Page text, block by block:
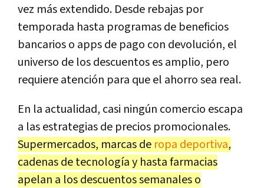
vez más extendido. Desde rebajas por
temporada hasta programas de beneficios
bancarios o apps de pago con devolución, el
universo de los descuentos es amplio, pero
requiere atención para que el ahorro sea real.
En la actualidad, casi ningún comercio escapa
a las estrategias de precios promocionales.
Supermercados, marcas de ropa deportiva,
cadenas de tecnología y hasta farmacias
apelan a los descuentos semanales o